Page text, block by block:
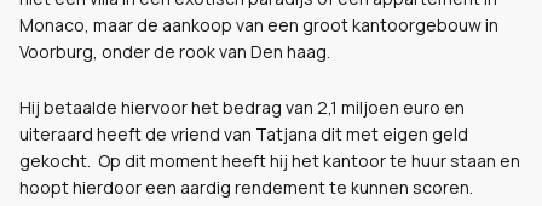
Monaco, maar de aankoop van een groot kantoorgebouw in
Voorburg, onder de rook van Den haag.
Hij betaalde hiervoor het bedrag van 2,1 miljoen euro en
uiteraard heeft de vriend van Tatjana dit met eigen geld
gekocht. Op dit moment heeft hij het kantoor te huur staan en
hoopt hierdoor een aardig rendement te kunnen scoren.